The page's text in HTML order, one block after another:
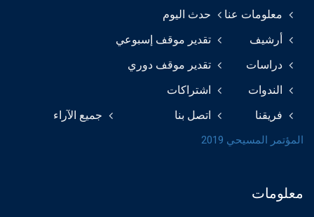
معلومات عنا
أرشيف
دراسات
الندوات
فريقنا
حدث اليوم
تقدير موقف إسبوعي
تقدير موقف دوري
اشتراكات
اتصل بنا
جميع الآراء
المؤتمر المسيحي 2019
معلومات